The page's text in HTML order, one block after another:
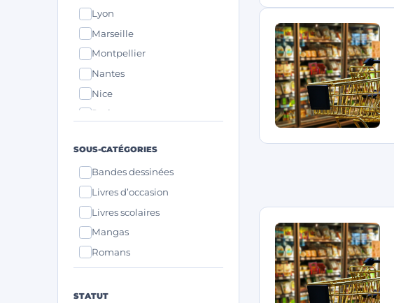
Lyon
Marseille
Montpellier
Nantes
Nice
Paris
Toulouse
SOUS-CATÉGORIES
Bandes dessinées
Livres d’occasion
Livres scolaires
Mangas
Romans
STATUT